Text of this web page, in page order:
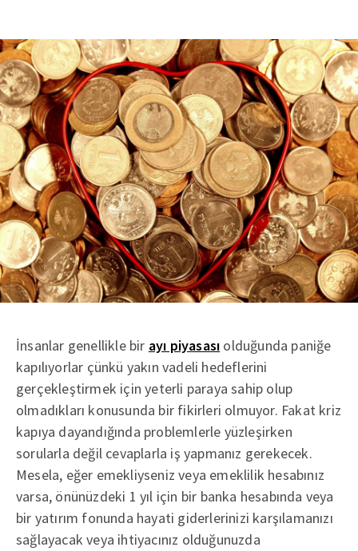
İnsanlar genellikle bir ayı piyasası olduğunda paniğe
kapılıyorlar çünkü yakın vadeli hedeflerini
gerçekleştirmek için yeterli paraya sahip olup
olmadıkları konusunda bir fikirleri olmuyor. Fakat kriz
kapıya dayandığında problemlerle yüzleşirken
sorularla değil cevaplarla iş yapmanız gerekecek.
Mesela, eğer emekliyseniz veya emeklilik hesabınız
varsa, önünüzdeki 1 yıl için bir banka hesabında veya
bir yatırım fonunda hayati giderlerinizi karşılamanızı
sağlayacak veya ihtiyacınız olduğunuzda